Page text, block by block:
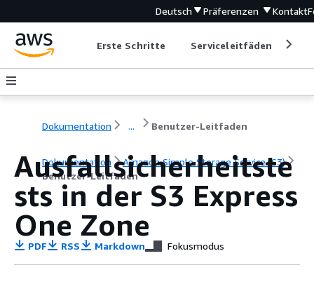
Deutsch Präferenzen Kontakt
Erste Schritte Serviceleitfäden
Dokumentation ... Benutzer-Leitfaden
Dokumentation
Amazon Simple Storage Service (S3)
Benutzer-Leitfaden
Ausfallsicherheitste
sts in der S3 Express
One Zone
PDF RSS Markdown Fokusmodus